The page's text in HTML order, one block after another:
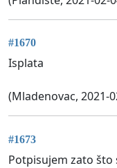
#1670
Isplata
(Mladenovac, 2021-
#1673
Potpisujem zato